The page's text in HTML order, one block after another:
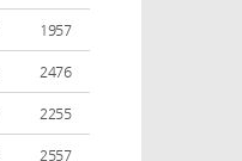
1957
2476
2255
2557